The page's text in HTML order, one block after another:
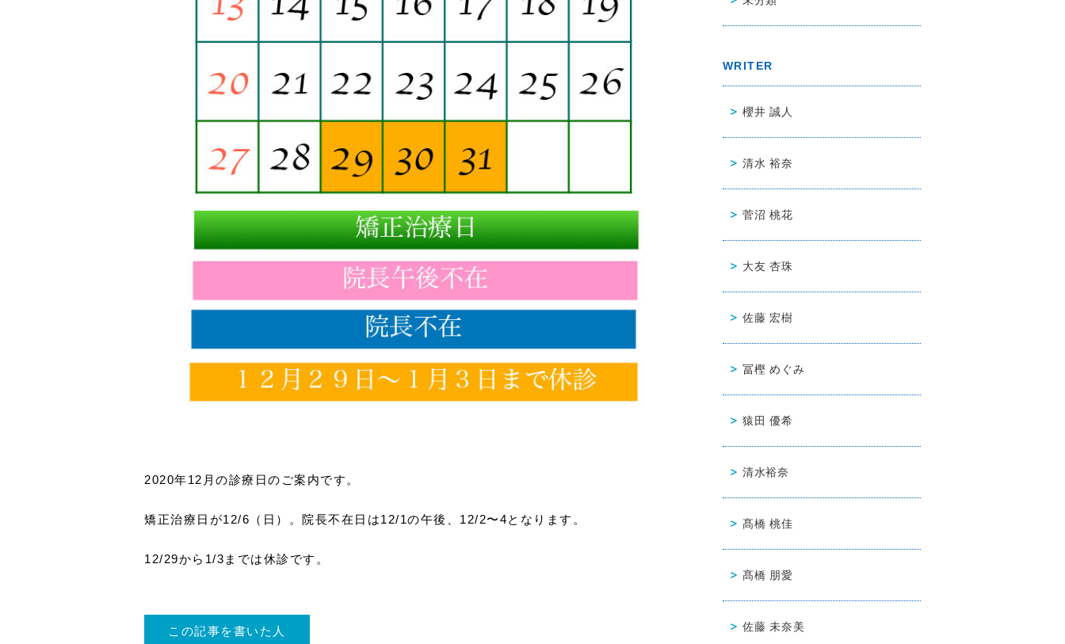
2020年12月の診療日のご案内です。
矯正治療日が12/6（日）。院長不在日は12/1の午後、12/2〜4となります。
12/29から1/3までは休診です。
この記事を書いた人
WRITER
櫻井 誠人
清水 裕奈
菅沼 桃花
大友 杏珠
佐藤 宏樹
冨樫 めぐみ
猿田 優希
清水裕奈
髙橋 桃佳
髙橋 朋愛
佐藤 未奈美